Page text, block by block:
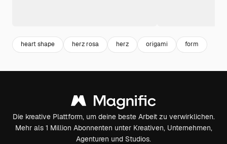
heart shape herz rosa herz origami form
Die kreative Plattform, um deine beste Arbeit zu verwirklichen.
Mehr als 1 Million Abonnenten unter Kreativen, Unternehmen,
Agenturen und Studios.